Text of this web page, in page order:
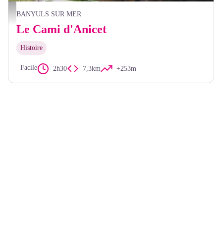
François-Xavier Hallé
BANYULS SUR MER
Le Cami d'Anicet
Histoire
Facile 2h30 7,3km +253m